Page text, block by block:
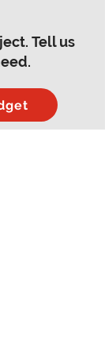
Tell us